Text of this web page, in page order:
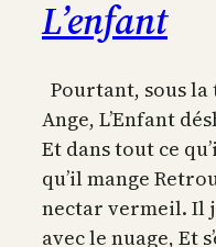
L’enfant
Pourtant, sous
Ange, L’Enfant
Et dans tout ce
qu’il mange
nectar vermeil. Il
avec le nuage, Et